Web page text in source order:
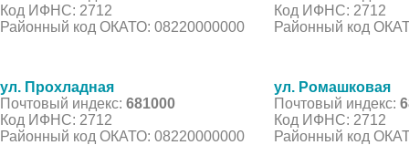
Код ИФНС: 2712
Районный код ОКАТО: 08220000000
Код ИФНС: 2712
Районный код
ул. Прохладная
Почтовый индекс: 681000
Код ИФНС: 2712
Районный код ОКАТО: 08220000000
ул. Ромашковая
Почтовый индекс:
Код ИФНС: 2712
Районный код